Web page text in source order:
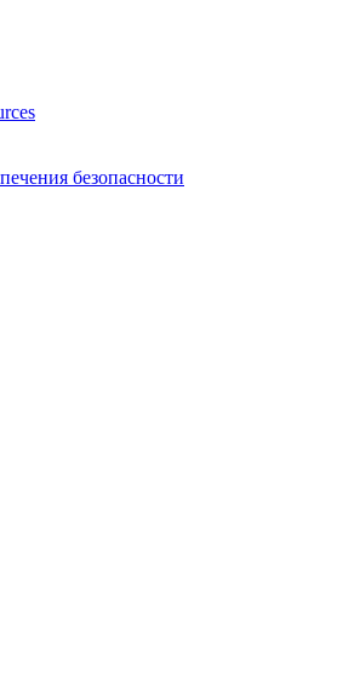
безопасности